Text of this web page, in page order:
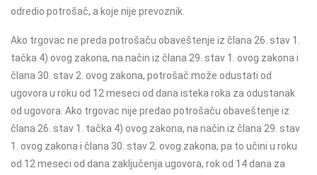
odredio potrošač, a koje nije prevoznik.
Ako trgovac ne preda potrošaču obaveštenje iz člana 26. stav 1.
tačka 4) ovog zakona, na način iz člana 29. stav 1. ovog zakona i
člana 30. stav 2. ovog zakona, potrošač može odustati od
ugovora u roku od 12 meseci od dana isteka roka za odustanak
od ugovora. Ako trgovac nije predao potrošaču obaveštenje iz
člana 26. stav 1. tačka 4) ovog zakona, na način iz člana 29. stav
1. ovog zakona i člana 30. stav 2. ovog zakona, pa to učini u roku
od 12 meseci od dana zaključenja ugovora, rok od 14 dana za